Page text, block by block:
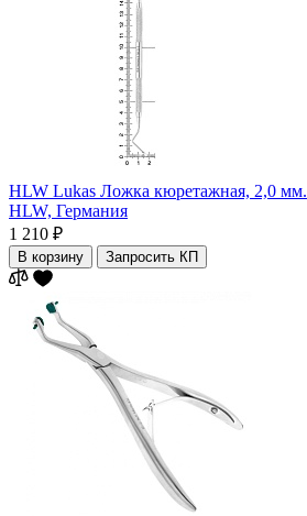
HLW Lukas Ложка кюретажная, 2,0 мм.
HLW, Германия
1 210 ₽
В корзину Запросить КП